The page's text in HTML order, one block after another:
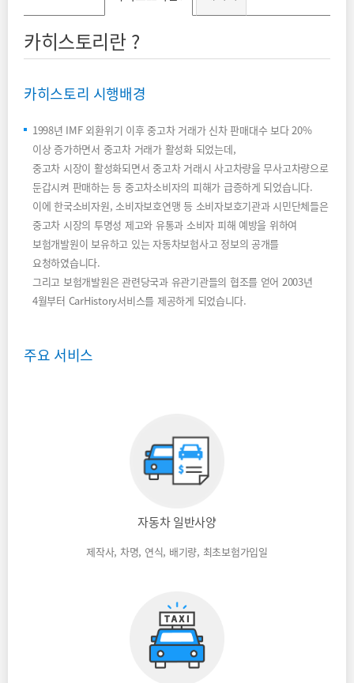
카히스토리란 ?
카히스토리 시행배경
1998년 IMF 외환위기 이후 중고차 거래가 신차 판매대수 보다 20%
이상 증가하면서 중고차 거래가 활성화 되었는데,
중고차 시장이 활성화되면서 중고차 거래시 사고차량을 무사고차량으로
둔갑시켜 판매하는 등 중고차소비자의 피해가 급증하게 되었습니다.
이에 한국소비자원, 소비자보호연맹 등 소비자보호기관과 시민단체들은
중고차 시장의 투명성 제고와 유통과 소비자 피해 예방을 위하여
보험개발원이 보유하고 있는 자동차보험사고 정보의 공개를
요청하였습니다.
그리고 보험개발원은 관련당국과 유관기관들의 협조를 얻어 2003년
4월부터 CarHistory서비스를 제공하게 되었습니다.
주요 서비스
자동차 일반사양
제작사, 차명, 연식, 배기량, 최초보험가입일